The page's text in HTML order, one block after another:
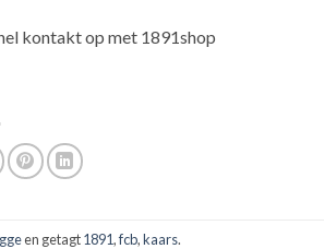
kontakt op met 1891shop
en getagt1891,fcb,kaars.